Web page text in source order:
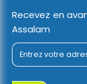
Recevez en
Assalam